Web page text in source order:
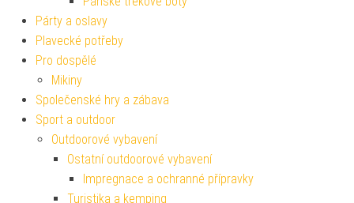
Párty a oslavy
Plavecké potřeby
Pro dospělé
Mikiny
Společenské hry a zábava
Sport a outdoor
Outdoorové vybavení
Ostatní outdoorové vybavení
Impregnace a ochranné přípravky
Turistika a kemping